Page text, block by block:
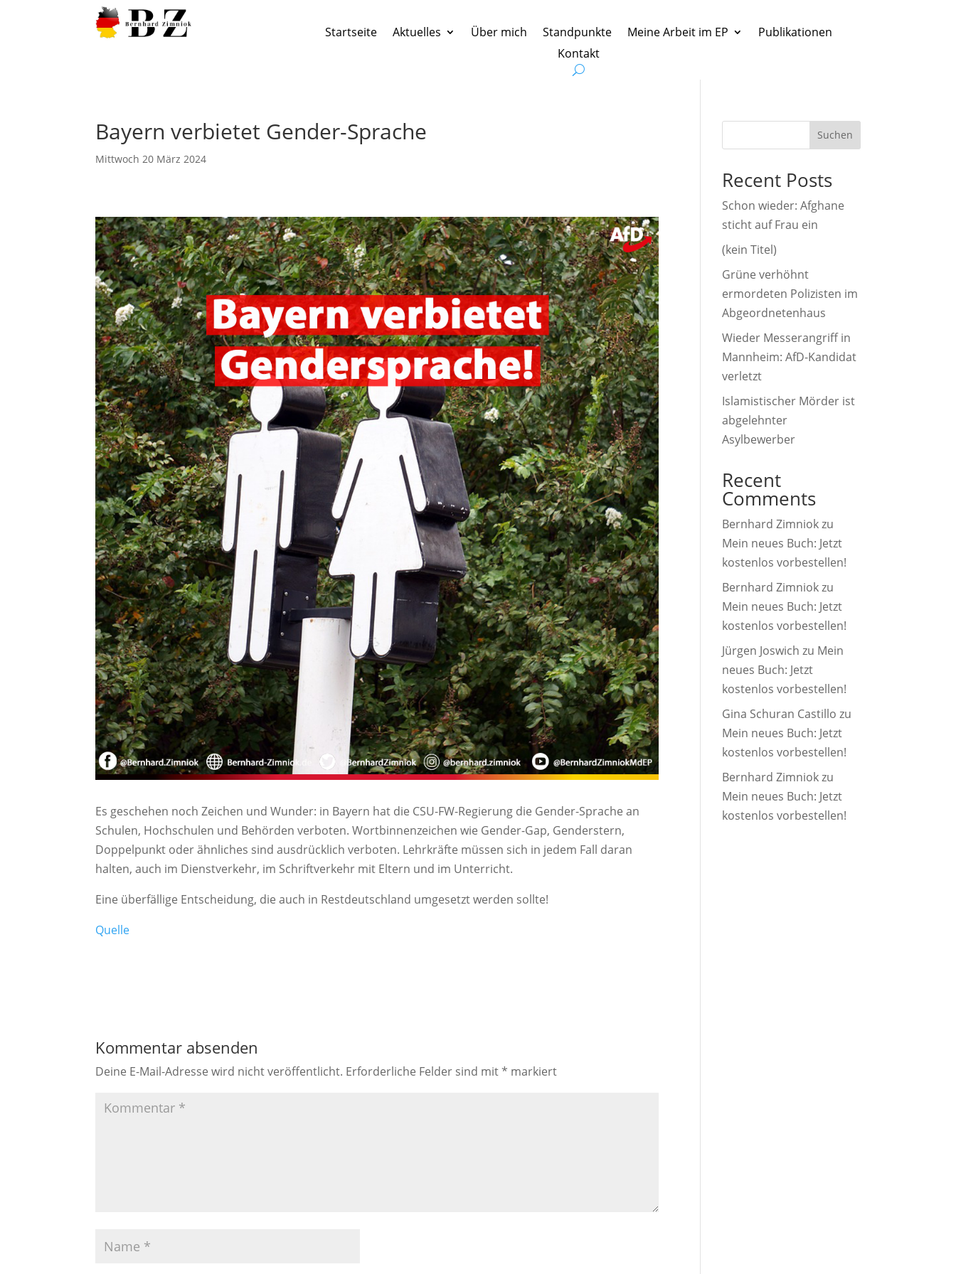
Startseite Aktuelles Über mich Standpunkte Meine Arbeit im EP
Publikationen
Kontakt
Bayern verbietet Gender-Sprache
Mittwoch 20 März 2024
Es geschehen noch Zeichen und Wunder: in Bayern hat die CSU-FW-Regierung die Gender-Sprache an
Schulen, Hochschulen und Behörden verboten. Wortbinnenzeichen wie Gender-Gap, Genderstern,
Doppelpunkt oder ähnliches sind ausdrücklich verboten. Lehrkräfte müssen sich in jedem Fall daran
halten, auch im Dienstverkehr, im Schriftverkehr mit Eltern und im Unterricht.
Eine überfällige Entscheidung, die auch in Restdeutschland umgesetzt werden sollte!
Quelle
Kommentar absenden
Deine E-Mail-Adresse wird nicht veröffentlicht. Erforderliche Felder sind mit* markiert
Suchen
Recent Posts
Schon wieder: Afghane
sticht auf Frau ein
(kein Titel)
Grüne verhöhnt
ermordeten Polizisten im
Abgeordnetenhaus
Wieder Messerangriff in
Mannheim: AfD-Kandidat
verletzt
Islamistischer Mörder ist
abgelehnter
Asylbewerber
Recent
Comments
Bernhard Zimniokzu
Mein neues Buch: Jetzt
kostenlos vorbestellen!
Bernhard Zimniokzu
Mein neues Buch: Jetzt
kostenlos vorbestellen!
Jürgen Joswich zu Mein
neues Buch: Jetzt
kostenlos vorbestellen!
Gina Schuran Castillo zu
Mein neues Buch: Jetzt
kostenlos vorbestellen!
Bernhard Zimniokzu
Mein neues Buch: Jetzt
kostenlos vorbestellen!